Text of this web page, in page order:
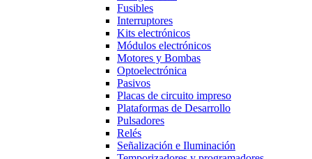
Fusibles
Interruptores
Kits electrónicos
Módulos electrónicos
Motores y Bombas
Optoelectrónica
Pasivos
Placas de circuito impreso
Plataformas de Desarrollo
Pulsadores
Relés
Señalización e Iluminación